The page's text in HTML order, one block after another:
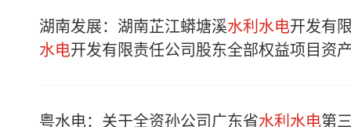
湖南发展：湖南芷江蟒塘溪水利水电开发有
水电开发有限责任公司股东全部权益项目资
粤水电：关于全资孙公司广东省水利水电第